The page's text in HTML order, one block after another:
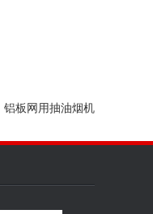
铝板网用抽油烟机